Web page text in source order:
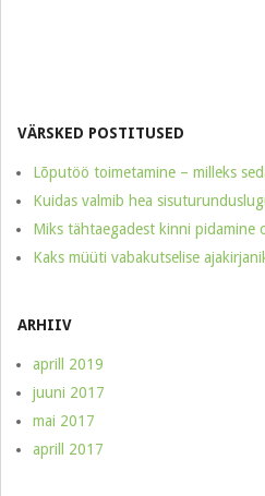
VÄRSKED POSTITUSED
Lõputöö toimetamine – milleks
Kuidas valmib hea
Miks tähtaegadest kinni pidamine
Kaks müüti vabakutselise
ARHIIV
aprill 2019
juuni 2017
mai 2017
aprill 2017